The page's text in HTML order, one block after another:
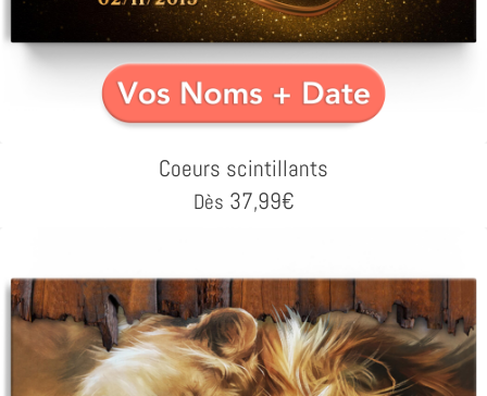
Coeurs scintillants
Dès 37,99€